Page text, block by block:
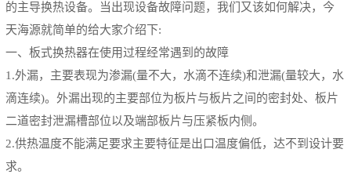
的主导换热设备。当出现设备故障问题，我们又该如何解决，今
天海源就简单的给大家介绍下:
一、板式换热器在使用过程经常遇到的故障
1.外漏，主要表现为渗漏(量不大，水滴不连续)和泄漏(量较大，水
滴连续)。外漏出现的主要部位为板片与板片之间的密封处、板片
二道密封泄漏槽部位以及端部板片与压紧板内侧。
2.供热温度不能满足要求主要特征是出口温度偏低，达不到设计要
求。